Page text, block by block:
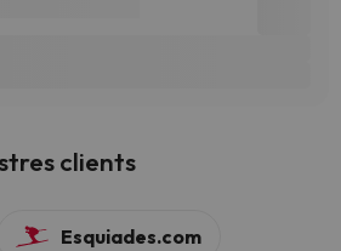
clients
Esquiades.com